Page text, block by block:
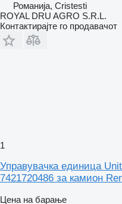
Романија, Cristesti
ROYAL DRU AGRO S.R.L.
Контактирајте го продавачот
1
Управувачка единица
7421720486 за камион
Цена на барање